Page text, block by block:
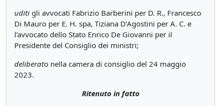
uditi gli avvocati Fabrizio Barberini per D. R., Francesco
Di Mauro per E. H. spa, Tiziana D’Agostini per A. C. e
l’avvocato dello Stato Enrico De Giovanni per il
Presidente del Consiglio dei ministri;
deliberato nella camera di consiglio del 24 maggio
2023.
Ritenuto in fatto